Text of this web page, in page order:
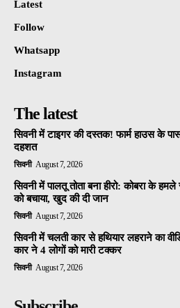
Latest
Follow
Whatsapp
Instagram
The latest
सिवनी में टाइगर की दस्तक! फार्म हाउस के
दहशत
सिवनी August 7, 2026
सिवनी में पालतू तोता बना हीरो: कोबरा के
को बचाया, खुद की दी जान
सिवनी August 7, 2026
सिवनी में चलती कार से हथियार लहराने का
कार ने 4 लोगों को मारी टक्कर
सिवनी August 7, 2026